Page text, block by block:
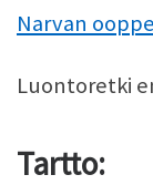
Narvan
Luontoretki
Tartto: